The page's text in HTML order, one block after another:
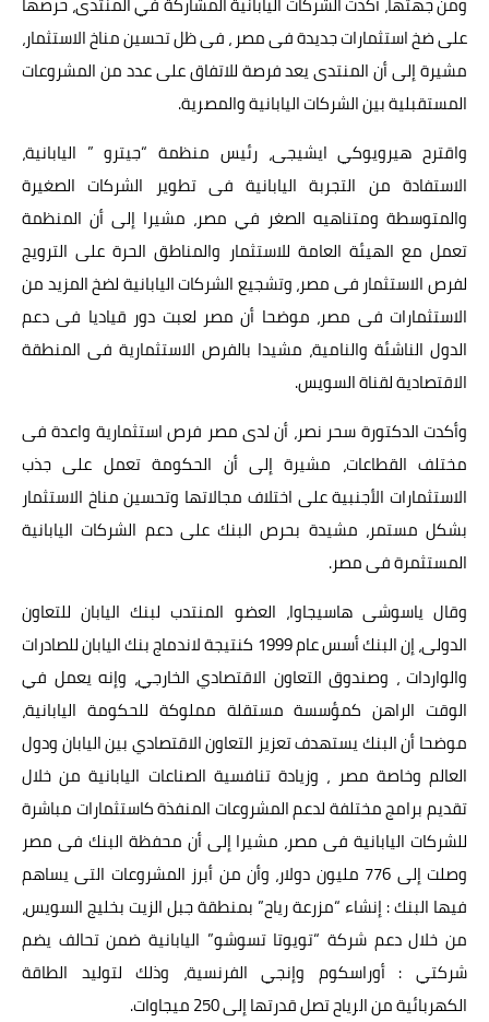
على ضخ استثمارات جديدة فى مصر ، فى ظل تحسين مناخ الاستثمار،
مشيرة إلى أن المنتدى يعد فرصة للاتفاق على عدد من المشروعات
المستقبلية بين الشركات اليابانية والمصرية.
واقترح هيرويوكي ايشيجى، رئيس منظمة “جيترو ” اليابانية،
الاستفادة من التجربة اليابانية فى تطوير الشركات الصغيرة
والمتوسطة ومتناهيه الصغر في مصر، مشيرا إلى أن المنظمة
تعمل مع الهيئة العامة للاستثمار والمناطق الحرة على الترويج
لفرص الاستثمار فى مصر، وتشجيع الشركات اليابانية لضخ المزيد من
الاستثمارات فى مصر، موضحا أن مصر لعبت دور قياديا فى دعم
الدول الناشئة والنامية، مشيدا بالفرص الاستثمارية فى المنطقة
الاقتصادية لقناة السويس.
وأكدت الدكتورة سحر نصر، أن لدى مصر فرص استثمارية واعدة فى
مختلف القطاعات، مشيرة إلى أن الحكومة تعمل على جذب
الاستثمارات الأجنبية على اختلاف مجالاتها وتحسين مناخ الاستثمار
بشكل مستمر، مشيدة بحرص البنك على دعم الشركات اليابانية
المستثمرة فى مصر.
وقال ياسوشى هاسيجاوا، العضو المنتدب لبنك اليابان للتعاون
الدولى، إن البنك أسس عام 1999 كنتيجة لاندماج بنك اليابان للصادرات
والواردات ، وصندوق التعاون الاقتصادي الخارجي، وإنه يعمل في
الوقت الراهن كمؤسسة مستقلة مملوكة للحكومة اليابانية،
موضحا أن البنك يستهدف تعزيز التعاون الاقتصادي بين اليابان ودول
العالم وخاصة مصر ، وزيادة تنافسية الصناعات اليابانية من خلال
تقديم برامج مختلفة لدعم المشروعات المنفذة كاستثمارات مباشرة
للشركات اليابانية فى مصر، مشيرا إلى أن محفظة البنك فى مصر
وصلت إلى 776 مليون دولار، وأن من أبرز المشروعات التى يساهم
فيها البنك : إنشاء “مزرعة رياح” بمنطقة جبل الزيت بخليج السويس،
من خلال دعم شركة “تويوتا تسوشو” اليابانية ضمن تحالف يضم
شركتي : أوراسكوم وإنجي الفرنسية، وذلك لتوليد الطاقة
الكهربائية من الرياح تصل قدرتها إلى 250 ميجاوات.